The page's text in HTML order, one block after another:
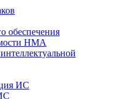
обеспечения
НМА
ИС